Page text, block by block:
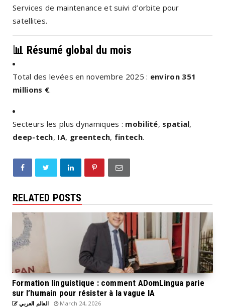
Services de maintenance et suivi d’orbite pour
satellites.
📊 Résumé global du mois
Total des levées en novembre 2025 : environ 351
millions €.
Secteurs les plus dynamiques : mobilité, spatial,
deep-tech, IA, greentech, fintech.
RELATED POSTS
Formation linguistique : comment ADomLingua parie
sur l’humain pour résister à la vague IA
العالم العربي March 24, 2026